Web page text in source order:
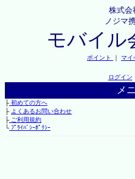
株式会
ノジマ
モバイル
ポイント ｜ マイ
ログイン
メ
├初めての方へ
├ よくあるお問い合わせ
├ご利用規約
└ﾌﾟﾗｲﾊﾞｼｰﾎﾟﾘｼｰ